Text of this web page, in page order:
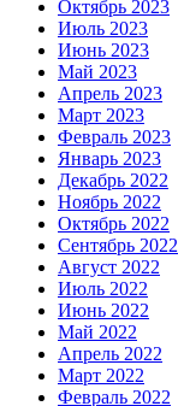
Октябрь 2023
Июль 2023
Июнь 2023
Май 2023
Апрель 2023
Март 2023
Февраль 2023
Январь 2023
Декабрь 2022
Ноябрь 2022
Октябрь 2022
Сентябрь 2022
Август 2022
Июль 2022
Июнь 2022
Май 2022
Апрель 2022
Март 2022
Февраль 2022